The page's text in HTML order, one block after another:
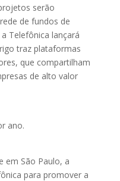
serão
de fundos de
Telefônica lançará
traz plataformas
que compartilham
de alto valor
ano.
em São Paulo, a
para promover a